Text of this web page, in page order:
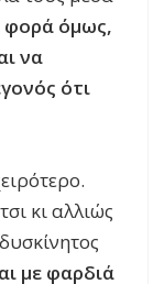
φορά όμως,
να
ότι
κι αλλιώς
με φαρδιά